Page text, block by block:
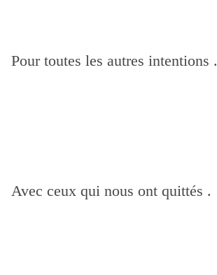
Pour toutes les autres intentions .
Avec ceux qui nous ont quittés .